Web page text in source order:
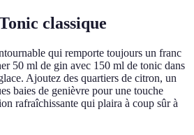
classique
qui remporte toujours un franc
50 ml de gin avec 150 ml de tonic dans
Ajoutez des quartiers de citron, un
baies de genièvre pour une touche
rafraîchissante qui plaira à coup sûr à